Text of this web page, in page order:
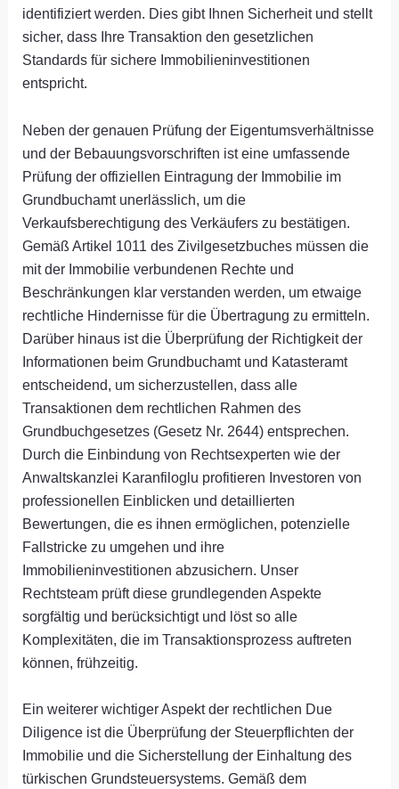
identifiziert werden. Dies gibt Ihnen Sicherheit und stellt
sicher, dass Ihre Transaktion den gesetzlichen
Standards für sichere Immobilieninvestitionen
entspricht.
Neben der genauen Prüfung der Eigentumsverhältnisse
und der Bebauungsvorschriften ist eine umfassende
Prüfung der offiziellen Eintragung der Immobilie im
Grundbuchamt unerlässlich, um die
Verkaufsberechtigung des Verkäufers zu bestätigen.
Gemäß Artikel 1011 des Zivilgesetzbuches müssen die
mit der Immobilie verbundenen Rechte und
Beschränkungen klar verstanden werden, um etwaige
rechtliche Hindernisse für die Übertragung zu ermitteln.
Darüber hinaus ist die Überprüfung der Richtigkeit der
Informationen beim Grundbuchamt und Katasteramt
entscheidend, um sicherzustellen, dass alle
Transaktionen dem rechtlichen Rahmen des
Grundbuchgesetzes (Gesetz Nr. 2644) entsprechen.
Durch die Einbindung von Rechtsexperten wie der
Anwaltskanzlei Karanfiloglu profitieren Investoren von
professionellen Einblicken und detaillierten
Bewertungen, die es ihnen ermöglichen, potenzielle
Fallstricke zu umgehen und ihre
Immobilieninvestitionen abzusichern. Unser
Rechtsteam prüft diese grundlegenden Aspekte
sorgfältig und berücksichtigt und löst so alle
Komplexitäten, die im Transaktionsprozess auftreten
können, frühzeitig.
Ein weiterer wichtiger Aspekt der rechtlichen Due
Diligence ist die Überprüfung der Steuerpflichten der
Immobilie und die Sicherstellung der Einhaltung des
türkischen Grundsteuersystems. Gemäß dem